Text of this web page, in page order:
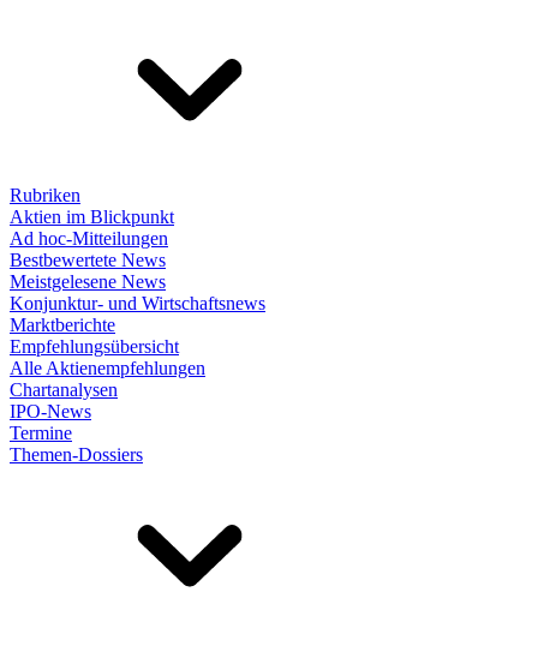
Rubriken
Aktien im Blickpunkt
Ad hoc-Mitteilungen
Bestbewertete News
Meistgelesene News
Konjunktur- und Wirtschaftsnews
Marktberichte
Empfehlungsübersicht
Alle Aktienempfehlungen
Chartanalysen
IPO-News
Termine
Themen-Dossiers